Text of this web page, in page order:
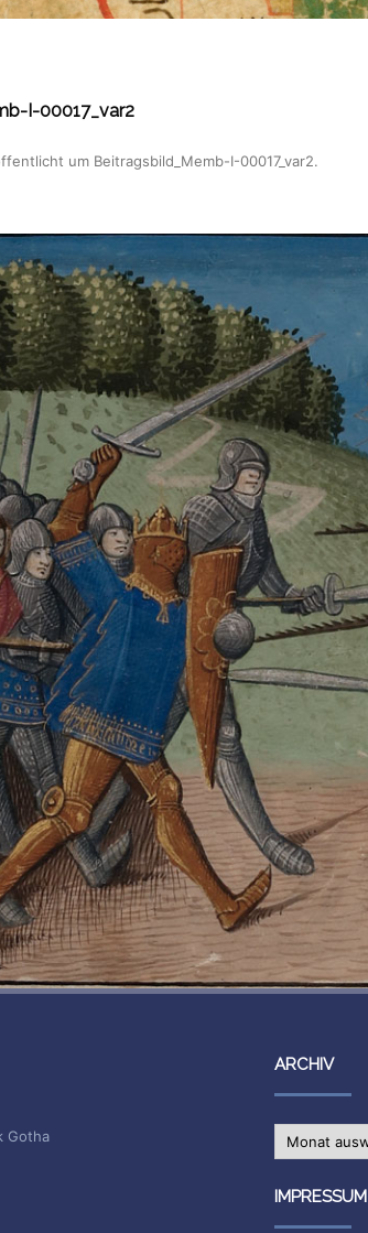
I-00017_var2
um Beitragsbild_Memb-I-00017_var2.
Gotha
ARCHIV
Archiv
IMPRESSUM